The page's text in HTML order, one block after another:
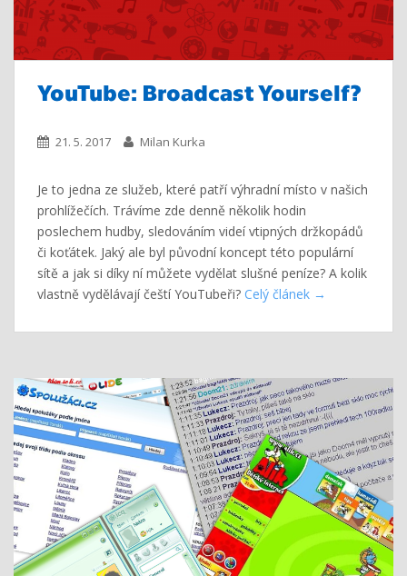
YouTube: Broadcast Yourself?
21. 5. 2017 Milan Kurka
Je to jedna ze služeb, které patří výhradní místo v našich
prohlížečích. Trávíme zde denně několik hodin
poslechem hudby, sledováním videí vtipných držkopádů
či koťátek. Jaký ale byl původní koncept této populární
sítě a jak si díky ní můžete vydělat slušné peníze? A kolik
vlastně vydělávají čeští YouTubeři? Celý článek